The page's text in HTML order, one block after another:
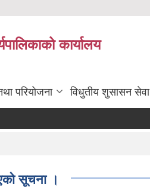
कार्यालय
परियोजना विधुतीय शुसासन सेवा
सूचना ।